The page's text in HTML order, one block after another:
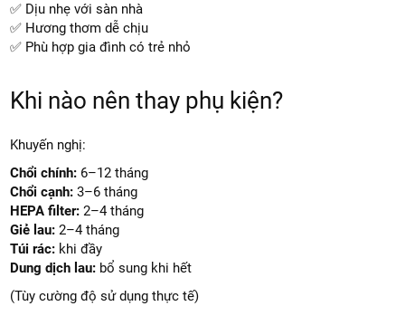
✅ Dịu nhẹ với sàn nhà
✅ Hương thơm dễ chịu
✅ Phù hợp gia đình có trẻ nhỏ
Khi nào nên thay phụ kiện?
Khuyến nghị:
Chổi chính: 6–12 tháng
Chổi cạnh: 3–6 tháng
HEPA filter: 2–4 tháng
Giẻ lau: 2–4 tháng
Túi rác: khi đầy
Dung dịch lau: bổ sung khi hết
(Tùy cường độ sử dụng thực tế)